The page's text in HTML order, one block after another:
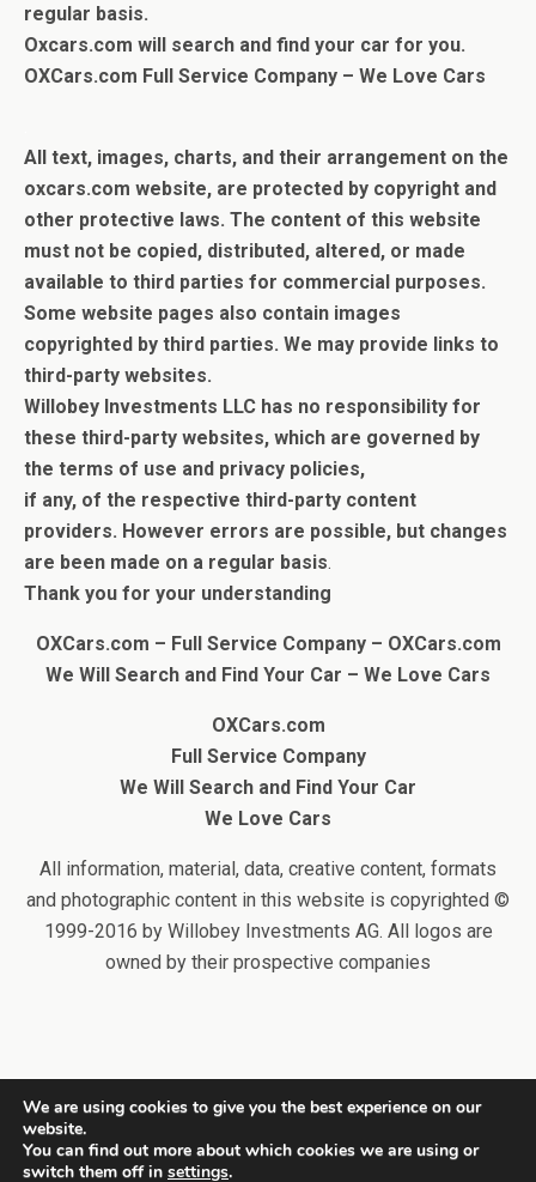
regular basis.
Oxcars.com will search and find your car for you.
OXCars.com Full Service Company – We Love Cars
All text, images, charts, and their arrangement on the
oxcars.com website, are protected by copyright and
other protective laws. The content of this website
must not be copied, distributed, altered, or made
available to third parties for commercial purposes.
Some website pages also contain images
copyrighted by third parties. We may provide links to
third-party websites.
Willobey Investments LLC has no responsibility for
these third-party websites, which are governed by
the terms of use and privacy policies,
if any, of the respective third-party content
providers. However errors are possible, but changes
are been made on a regular basis.
Thank you for your understanding
OXCars.com – Full Service Company – OXCars.com
We Will Search and Find Your Car – We Love Cars
OXCars.com
Full Service Company
We Will Search and Find Your Car
We Love Cars
All information, material, data, creative content, formats
and photographic content in this website is copyrighted ©
1999-2016 by Willobey Investments AG. All logos are
owned by their prospective companies
We are using cookies to give you the best experience on our
website.
You can find out more about which cookies we are using or
switch them off in settings.